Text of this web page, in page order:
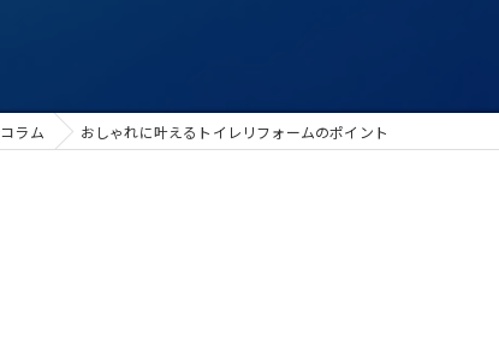
コラム おしゃれに叶えるトイレリフォームのポイント